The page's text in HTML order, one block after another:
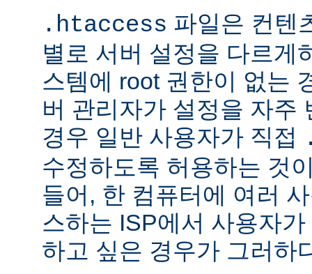
.htaccess 파일은 컨텐
별로 서버 설정을 다르게
스템에 root 권한이 없는
버 관리자가 설정을 자주
경우 일반 사용자가 직접
수정하도록 허용하는 것
들어, 한 컴퓨터에 여러
스하는 ISP에서 사용자
하고 싶은 경우가 그러하